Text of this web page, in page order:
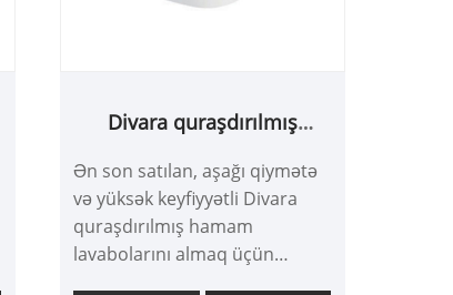
Divara quraşdırılmış
Ən son satılan, aşağı qiymətə
və yüksək keyfiyyətli Divara
quraşdırılmış hamam
lavabolarını almaq üçün